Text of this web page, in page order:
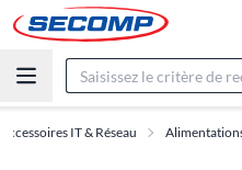
Accessoires IT & Réseau